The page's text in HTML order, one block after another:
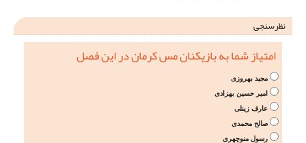
نظرسنجی
امتیاز شما به بازیکنان مس کرمان در این فصل
مجید بهروزی
امیر حسین بهزادی
عارف زینلی
صالح محمدی
رسول منوچهری